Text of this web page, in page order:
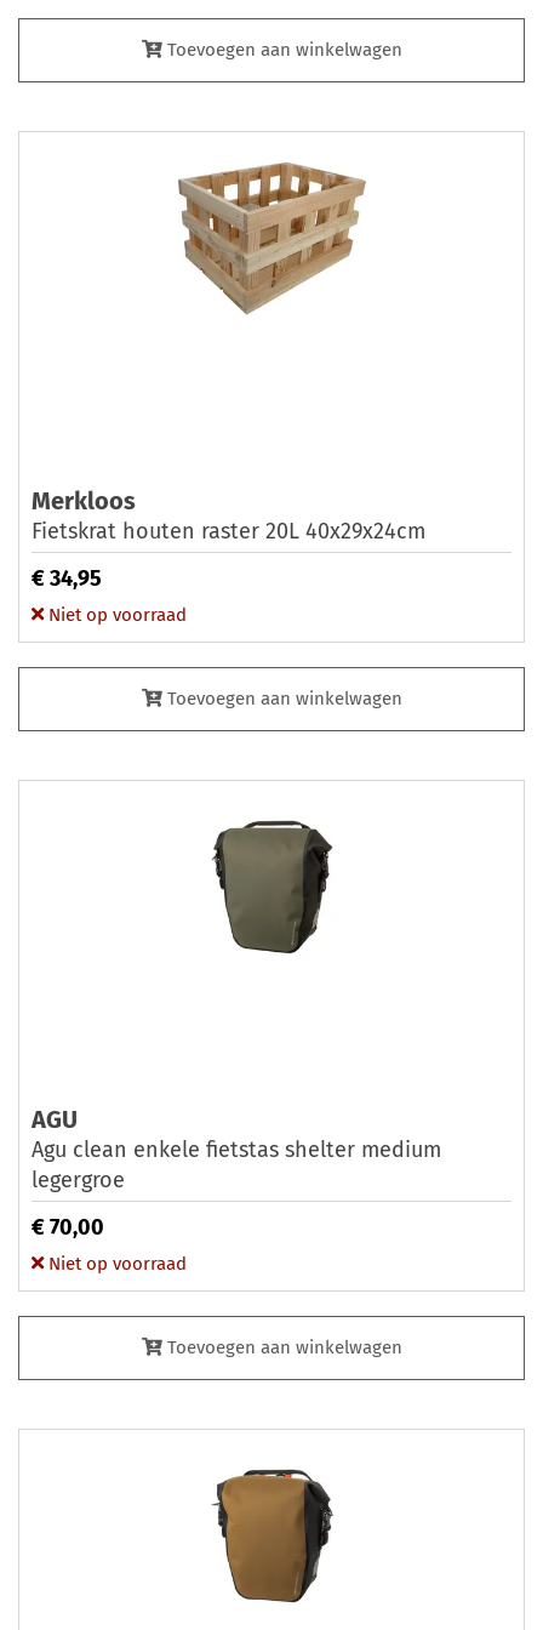
Toevoegen aan winkelwagen
Merkloos
Fietskrat houten raster 20L 40x29x24cm
€ 34,95
Niet op voorraad
Toevoegen aan winkelwagen
AGU
Agu clean enkele fietstas shelter medium
legergroe
€ 70,00
Niet op voorraad
Toevoegen aan winkelwagen